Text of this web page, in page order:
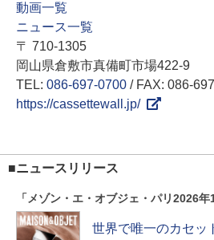
動画一覧
ニュース一覧
〒 710-1305
岡山県倉敷市真備町市場422-9
TEL: 086-697-0700 / FAX: 086-
https://cassettewall.jp/
■ニュースリリース
「メゾン・エ・オブジェ・パリ2026年
世界で唯一のカセッ